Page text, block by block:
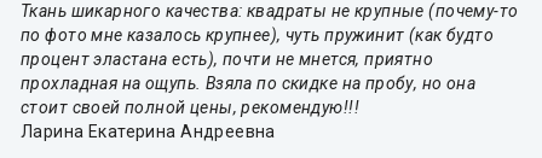
Ткань шикарного качества: квадраты не крупные (почему-то
по фото мне казалось крупнее), чуть пружинит (как будто
процент эластана есть), почти не мнется, приятно
прохладная на ощупь. Взяла по скидке на пробу, но она
стоит своей полной цены, рекомендую!!!
Ларина Екатерина Андреевна